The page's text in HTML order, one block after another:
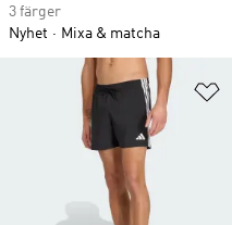
3 färger
Nyhet
Mixa & matcha